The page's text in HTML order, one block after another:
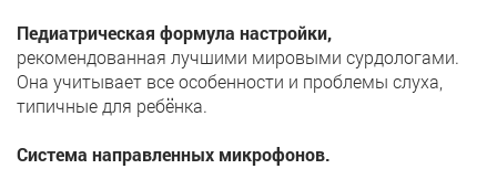
Педиатрическая формула настройки,
рекомендованная лучшими мировыми сурдологами.
Она учитывает все особенности и проблемы слуха,
типичные для ребёнка.
Система направленных микрофонов.